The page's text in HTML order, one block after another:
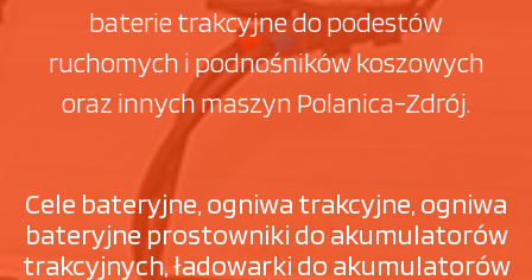
baterie trakcyjne do podestów
ruchomych i podnośników koszowych
oraz innych maszyn Polanica-Zdrój.
Cele bateryjne, ogniwa trakcyjne, ogniwa
bateryjne prostowniki do akumulatorów
trakcyjnych, ładowarki do akumulatorów